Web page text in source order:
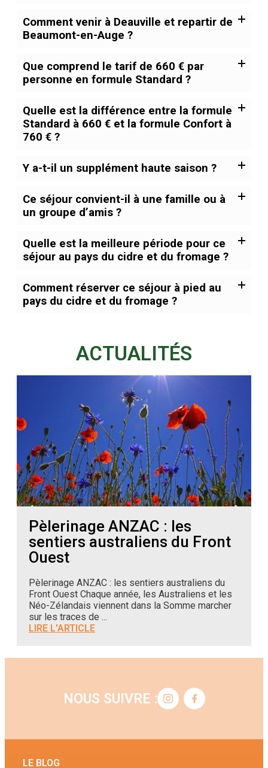
Comment venir à Deauville et repartir de
Beaumont-en-Auge ?
Que comprend le tarif de 660 € par
personne en formule Standard ?
Quelle est la différence entre la formule
Standard à 660 € et la formule Confort à
760 € ?
Y a-t-il un supplément haute saison ?
Ce séjour convient-il à une famille ou à
un groupe d’amis ?
Quelle est la meilleure période pour ce
séjour au pays du cidre et du fromage ?
Comment réserver ce séjour à pied au
pays du cidre et du fromage ?
ACTUALITÉS
Pèlerinage ANZAC : les
sentiers australiens du Front
Ouest
Pèlerinage ANZAC : les sentiers australiens du
Front Ouest Chaque année, les Australiens et les
Néo-Zélandais viennent dans la Somme marcher
sur les traces de ...
LIRE L'ARTICLE
NOUS SUIVRE :
LE BLOG